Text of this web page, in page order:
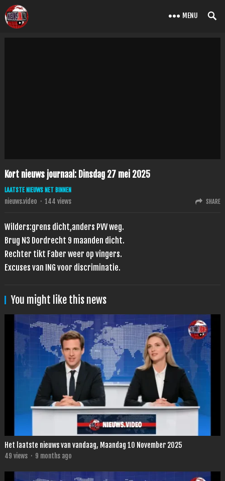
MENU
Kort nieuws journaal: Dinsdag 27 mei 2025
LAATSTE NIEUWS NET BINNEN
nieuws.video · 144 views SHARE
Wilders:grens dicht,anders PVV weg.
Brug N3 Dordrecht 9 maanden dicht.
Rechter tikt Faber weer op vingers.
Excuses van ING voor discriminatie.
You might like this news
Het laatste nieuws van vandaag, Maandag 10 November 2025
49 views · 9 months ago